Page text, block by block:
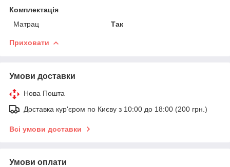
Комплектація
Матрац
Так
Приховати
Умови доставки
Нова Пошта
Доставка кур'єром по Києву з 10:00 до 18:00 (200 грн.)
Всі умови доставки
Умови оплати